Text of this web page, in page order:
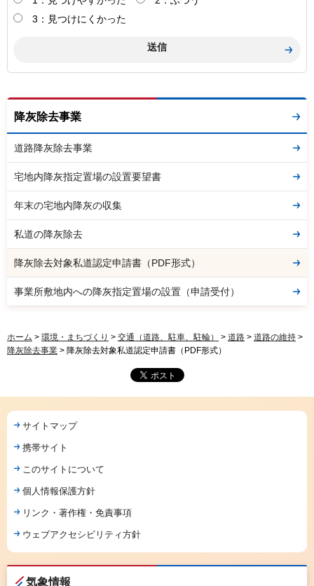
3：見つけにくかった
降灰除去事業
道路降灰除去事業
宅地内降灰指定置場の設置要望書
年末の宅地内降灰の収集
私道の降灰除去
降灰除去対象私道認定申請書（PDF形式）
事業所敷地内への降灰指定置場の設置（申請受付）
ホーム > 環境・まちづくり > 交通（道路、駐車、駐輪） > 道路 > 道路の維持 >
降灰除去事業 > 降灰除去対象私道認定申請書（PDF形式）
サイトマップ
携帯サイト
このサイトについて
個人情報保護方針
リンク・著作権・免責事項
ウェブアクセシビリティ方針
気象情報